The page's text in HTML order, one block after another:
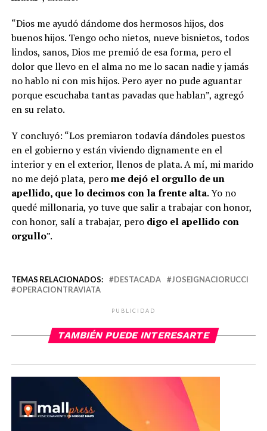
“Dios me ayudó dándome dos hermosos hijos, dos
buenos hijos. Tengo ocho nietos, nueve bisnietos, todos
lindos, sanos, Dios me premió de esa forma, pero el
dolor que llevo en el alma no me lo sacan nadie y jamás
no hablo ni con mis hijos. Pero ayer no pude aguantar
porque escuchaba tantas pavadas que hablan”, agregó
en su relato.
Y concluyó: “Los premiaron todavía dándoles puestos
en el gobierno y están viviendo dignamente en el
interior y en el exterior, llenos de plata. A mí, mi marido
no me dejó plata, perome dejó el orgullo de un
apellido, que lo decimos con la frente alta. Yo no
quedé millonaria, yo tuve que salir a trabajar con honor,
con honor, salí a trabajar, perodigo el apellido con
orgullo”.
TEMAS RELACIONADOS: DESTACADA
JOSEIGNACIORUCCI
OPERACIONTRAVIATA
PUBLICIDAD
TAMBIÉN PUEDE INTERESARTE